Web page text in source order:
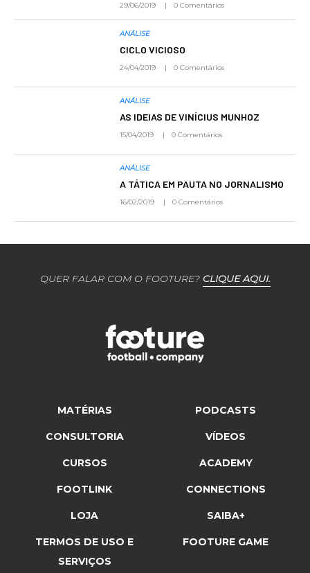
29/06/2019 0 Comentários
ANÁLISE
CICLO VICIOSO
24/04/2019 0 Comentários
ANÁLISE
AS IDEIAS DE VINÍCIUS MUNHOZ
15/04/2019 0 Comentários
ANÁLISE
A TÁTICA EM PAUTA NO JORNALISMO
16/02/2019 0 Comentários
QUER FALAR COM O FOOTURE? CLIQUE AQUI.
MATÉRIAS PODCASTS
CONSULTORIA VÍDEOS
CURSOS ACADEMY
FOOTLINK CONNECTIONS
LOJA SAIBA+
TERMOS DE USO E
SERVIÇOS
FOOTURE GAME